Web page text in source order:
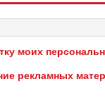
моих
рекламных